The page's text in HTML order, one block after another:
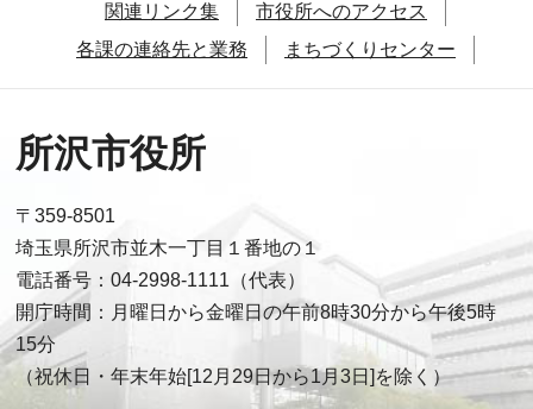
関連リンク集
市役所へのアクセス
各課の連絡先と業務
まちづくりセンター
所沢市役所
〒359-8501
埼玉県所沢市並木一丁目１番地の１
電話番号：04-2998-1111（代表）
開庁時間：月曜日から金曜日の午前8時30分から午後5時
15分
（祝休日・年末年始[12月29日から1月3日]を除く）